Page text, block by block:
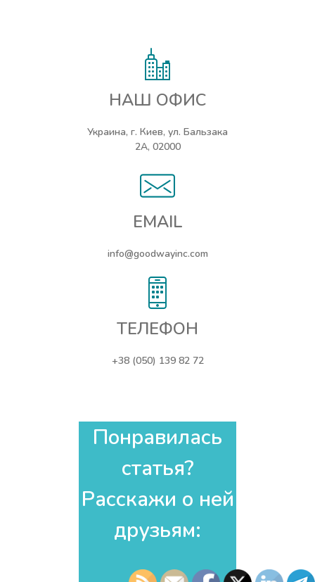
НАШ ОФИС
Украина, г. Киев, ул. Бальзака
2А, 02000
EMAIL
info@goodwayinc.com
ТЕЛЕФОН
+38 (050) 139 82 72
Понравилась
статья?
Расскажи о ней
друзьям:​